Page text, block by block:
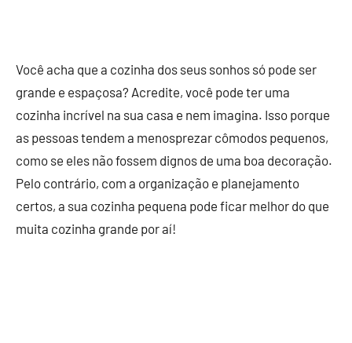
Você acha que a cozinha dos seus sonhos só pode ser
grande e espaçosa? Acredite, você pode ter uma
cozinha incrível na sua casa e nem imagina. Isso porque
as pessoas tendem a menosprezar cômodos pequenos,
como se eles não fossem dignos de uma boa decoração.
Pelo contrário, com a organização e planejamento
certos, a sua cozinha pequena pode ficar melhor do que
muita cozinha grande por aí!